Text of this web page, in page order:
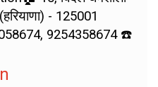
- 125001
9254358674 ☎️